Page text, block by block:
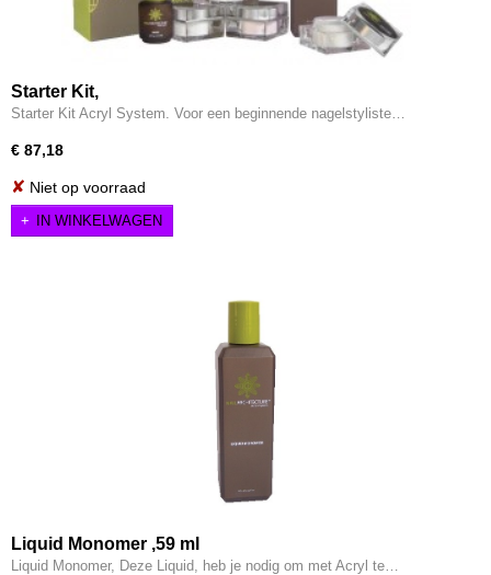
Starter Kit,
Starter Kit Acryl System. Voor een beginnende nagelstyliste…
€ 87,18
✘ Niet op voorraad
IN WINKELWAGEN
Liquid Monomer ,59 ml
Liquid Monomer, Deze Liquid, heb je nodig om met Acryl te…